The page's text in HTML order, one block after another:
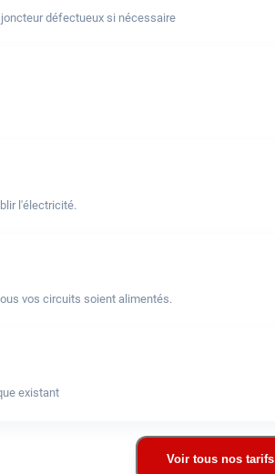
défectueux si nécessaire
l'électricité.
vos circuits soient alimentés.
existant
Voir tous nos tarifs